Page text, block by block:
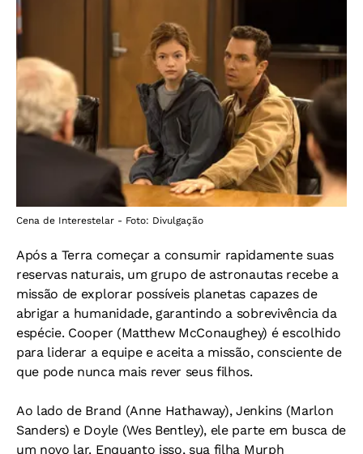
Cena de Interestelar - Foto: Divulgação
Após a Terra começar a consumir rapidamente suas
reservas naturais, um grupo de astronautas recebe a
missão de explorar possíveis planetas capazes de
abrigar a humanidade, garantindo a sobrevivência da
espécie. Cooper (Matthew McConaughey) é escolhido
para liderar a equipe e aceita a missão, consciente de
que pode nunca mais rever seus filhos.
Ao lado de Brand (Anne Hathaway), Jenkins (Marlon
Sanders) e Doyle (Wes Bentley), ele parte em busca de
um novo lar. Enquanto isso, sua filha Murph